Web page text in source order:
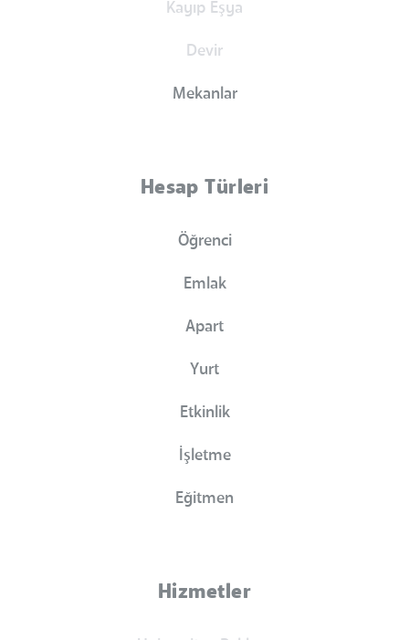
Kayıp Eşya
Devir
Mekanlar
Hesap Türleri
Öğrenci
Emlak
Apart
Yurt
Etkinlik
İşletme
Eğitmen
Hizmetler